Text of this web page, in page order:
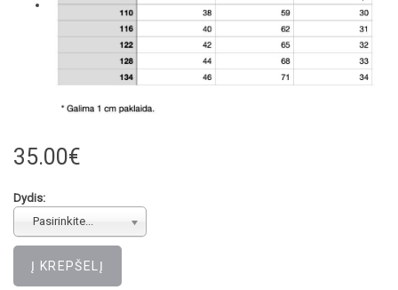
35.00€
Dydis:
Pasirinkite...